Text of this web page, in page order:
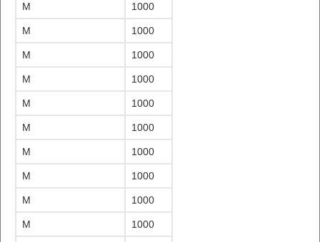
M 1000
M 1000
M 1000
M 1000
M 1000
M 1000
M 1000
M 1000
M 1000
M 1000